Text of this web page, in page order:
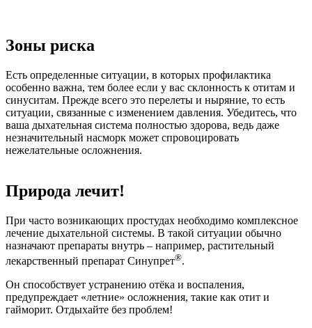
Зоны риска
Есть определенные ситуации, в которых профилактика
особенно важна, тем более если у вас склонность к отитам и
синуситам. Прежде всего это перелеты и ныряние, то есть
ситуации, связанные с изменением давления. Убедитесь, что
ваша дыхательная система полностью здорова, ведь даже
незначительный насморк может спровоцировать
нежелательные осложнения.
Природа лечит!
При часто возникающих простудах необходимо комплексное
лечение дыхательной системы. В такой ситуации обычно
назначают препараты внутрь – например, растительный
лекарственный препарат Синупрет®.
Он способствует устранению отёка и воспаления,
предупреждает «летние» осложнения, такие как отит и
гайморит. Отдыхайте без проблем!